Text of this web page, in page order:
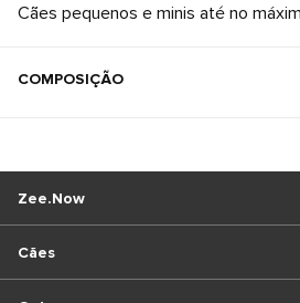
Cães pequenos e minis até no
COMPOSIÇÃO
Cães
Zee.Now